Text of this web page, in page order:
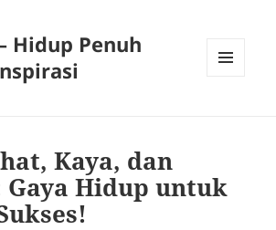
Hidup Penuh
Kaya, dan
Gaya Hidup untuk